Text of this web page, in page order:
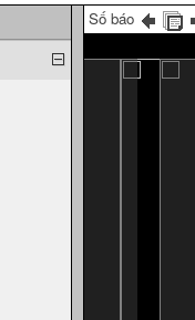
Số báo